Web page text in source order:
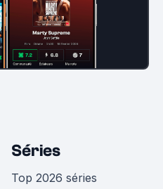
Séries
Top 2026 séries